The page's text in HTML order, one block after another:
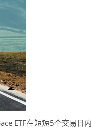
ETF在短短5个交易日内